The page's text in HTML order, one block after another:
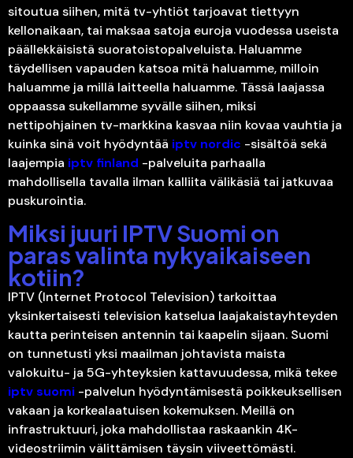
sitoutua siihen, mitä tv-yhtiöt tarjoavat tiettyyn
kellonaikaan, tai maksaa satoja euroja vuodessa useista
päällekkäisistä suoratoistopalveluista. Haluamme
täydellisen vapauden katsoa mitä haluamme, milloin
haluamme ja millä laitteella haluamme. Tässä laajassa
oppaassa sukellamme syvälle siihen, miksi
nettipohjainen tv-markkina kasvaa niin kovaa vauhtia ja
kuinka sinä voit hyödyntää iptv nordic -sisältöä sekä
laajempia iptv finland -palveluita parhaalla
mahdollisella tavalla ilman kalliita välikäsiä tai jatkuvaa
puskurointia.
Miksi juuri IPTV Suomi on
paras valinta nykyaikaiseen
kotiin?
IPTV (Internet Protocol Television) tarkoittaa
yksinkertaisesti television katselua laajakaistayhteyden
kautta perinteisen antennin tai kaapelin sijaan. Suomi
on tunnetusti yksi maailman johtavista maista
valokuitu- ja 5G-yhteyksien kattavuudessa, mikä tekee
iptv suomi -palvelun hyödyntämisestä poikkeuksellisen
vakaan ja korkealaatuisen kokemuksen. Meillä on
infrastruktuuri, joka mahdollistaa raskaankin 4K-
videostriimin välittämisen täysin viiveettömästi.